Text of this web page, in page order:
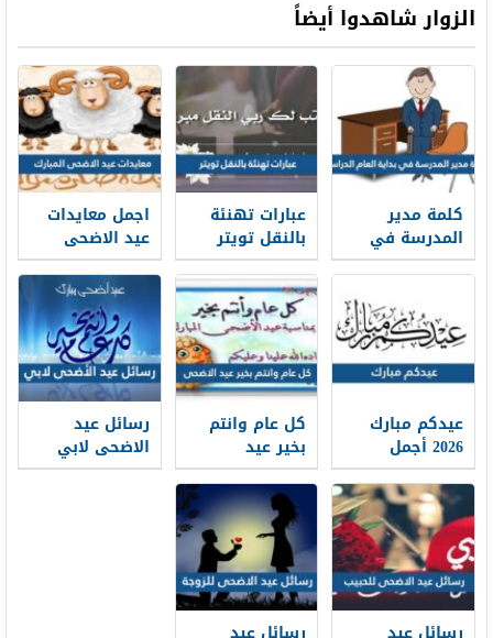
السعودي 1447
الزوار شاهدوا أيضاً
كلمة مدير
المدرسة في
بداية العام
الدراسي 1448
جاهزة للطباعة
عبارات تهنئة
بالنقل تويتر
1448 بالصور
اجمل معايدات
عيد الاضحى
المبارك 2026-
1448
عيدكم مبارك
2026 أجمل
كلمات وعبارات
وصور تهنئة
عيد الاضحى
1448
كل عام وانتم
بخير عيد
الاضحى 2026 ،
أجمل معايدات
كل عام وانتم
بخير 1448
رسائل عيد
الاضحى لابي
2026 … اجمل